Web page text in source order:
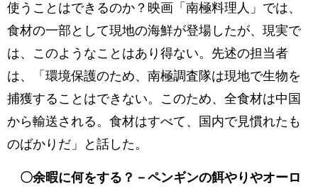
使うことはできるのか？映画「南極料理人」では、
食材の一部として現地の海鮮が登場したが、現実で
は、このようなことはあり得ない。先述の担当者
は、「環境保護のため、南極調査隊は現地で生物を
捕獲することはできない。このため、全食材は中国
から輸送される。食材はすべて、国内で見慣れたも
のばかりだ」と話した。
〇余暇に何をする？－ペンギンの餌やりやオーロ